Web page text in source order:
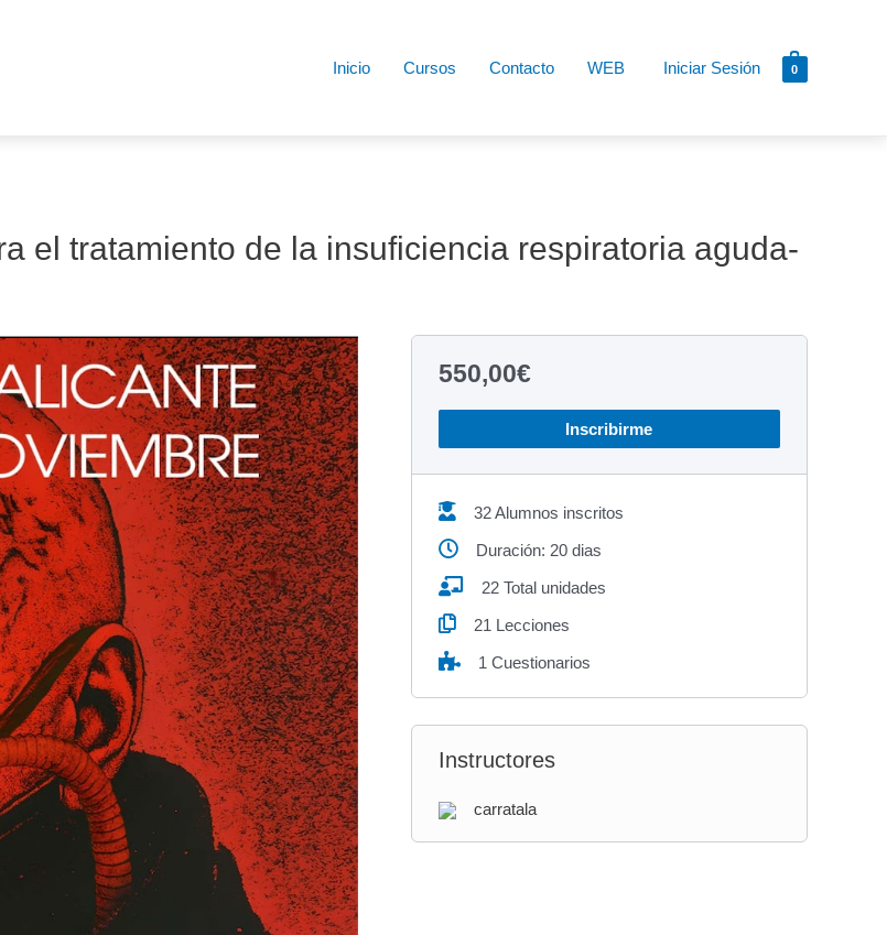
Inicio Cursos Contacto WEB Iniciar Sesión 0
el tratamiento de la insuficiencia respiratoria aguda-
550,00€
Inscribirme
32 Alumnos inscritos
Duración: 20 dias
22 Total unidades
21 Lecciones
1 Cuestionarios
Instructores
carratala